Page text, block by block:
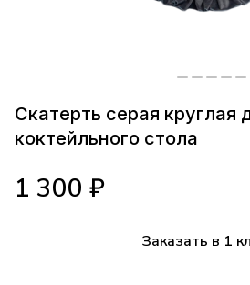
Скатерть серая круглая
коктейльного стола
1 300 ₽
Заказать в 1